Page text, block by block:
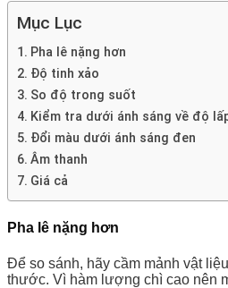
Mục Lục
Pha lê nặng hơn
Độ tinh xảo
So độ trong suốt
Kiểm tra dưới ánh sáng về độ
Đổi màu dưới ánh sáng đen
Âm thanh
Giá cả
Pha lê nặng hơn
Để so sánh, hãy cầm mảnh vật
thước. Vì hàm lượng chì cao nên